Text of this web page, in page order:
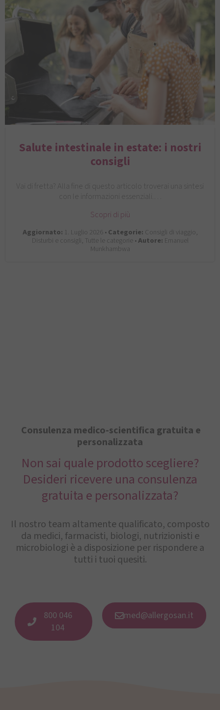
Salute intestinale in estate: i nostri
consigli
Vai di fretta? Alla fine di questo articolo troverai una sintesi
con le informazioni essenziali.…
Scopri di più
Aggiornato: 1. Luglio 2026 •Categorie: Consigli di viaggio,
Disturbi e consigli, Tutte le categorie •Autore: Emanuel
Munkhambwa
Consulenza medico-scientifica gratuita e
personalizzata
Non sai quale prodotto scegliere?
Desideri ricevere una consulenza
gratuita e personalizzata?
Il nostro team altamente qualificato, composto
da medici, farmacisti, biologi, nutrizionisti e
microbiologi è a disposizione per rispondere a
tutti i tuoi quesiti.
800 046
104
med@allergosan.it